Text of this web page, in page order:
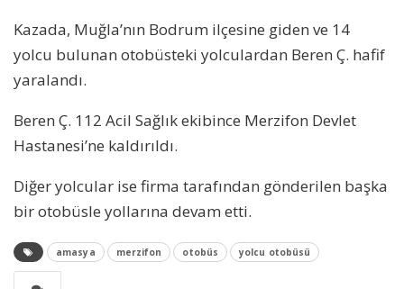
Kazada, Muğla’nın Bodrum ilçesine giden ve 14
yolcu bulunan otobüsteki yolculardan Beren Ç. hafif
yaralandı.
Beren Ç. 112 Acil Sağlık ekibince Merzifon Devlet
Hastanesi’ne kaldırıldı.
Diğer yolcular ise firma tarafından gönderilen başka
bir otobüsle yollarına devam etti.
amasya merzifon otobüs yolcu otobüsü